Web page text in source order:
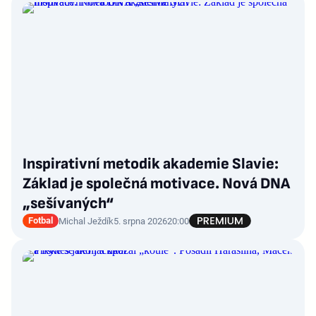
Inspirativní metodik akademie Slavie:
Základ je společná motivace. Nová DNA
„sešívaných“
Fotbal Michal Ježdík5. srpna 202620:00